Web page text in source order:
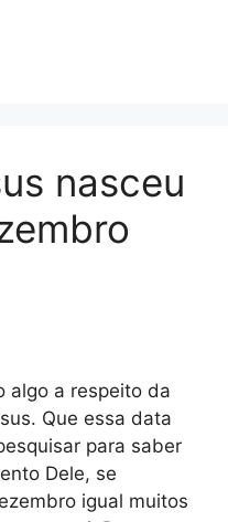
nasceu
algo a respeito da
Que essa data
para saber
Dele, se
igual muitos